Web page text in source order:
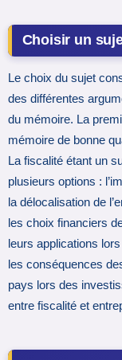
Choisir un
Le choix du sujet
des différentes
du mémoire. La
mémoire de bonne
La fiscalité étant un
plusieurs options :
la délocalisation de
les choix financiers
leurs applications
les conséquences
pays lors des
entre fiscalité et